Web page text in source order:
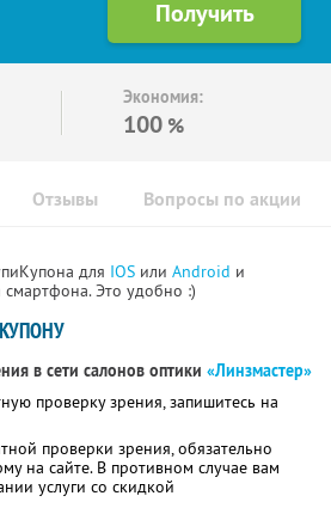
Экономия:
100 %
Отзывы Вопросы по акции
для IOS или Android и
смартфона. Это удобно :)
в сети салонов оптики «Линзмастер»
проверку зрения, запишитесь на
проверки зрения, обязательно
на сайте. В противном случае вам
услуги со скидкой